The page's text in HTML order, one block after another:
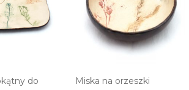
do
Miska na orzeszki